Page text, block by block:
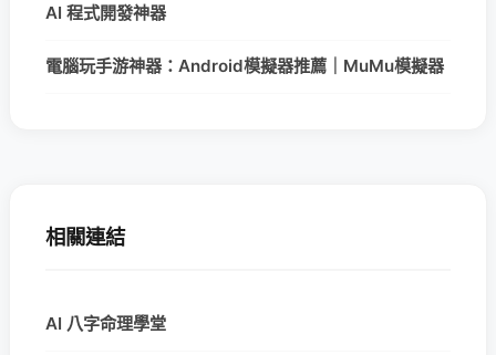
AI 程式開發神器
電腦玩手游神器：Android模擬器推薦｜MuMu模擬器
相關連結
AI 八字命理學堂